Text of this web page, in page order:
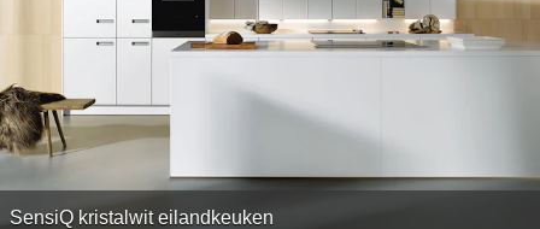
SensiQ kristalwit eilandkeuken